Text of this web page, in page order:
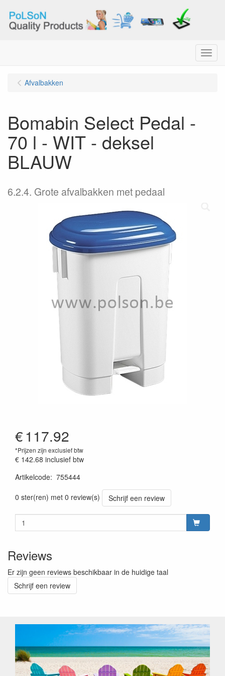
Menu
Afvalbakken
Bomabin Select Pedal -
70 l - WIT - deksel
BLAUW
6.2.4. Grote afvalbakken met pedaal
€117.92
*Prijzen zijn exclusief btw
€ 142.68 inclusief btw
Artikelcode: 755444
0 ster(ren) met 0 review(s)
Schrijf een review
Reviews
Er zijn geen reviews beschikbaar in de huidige taal
Schrijf een review